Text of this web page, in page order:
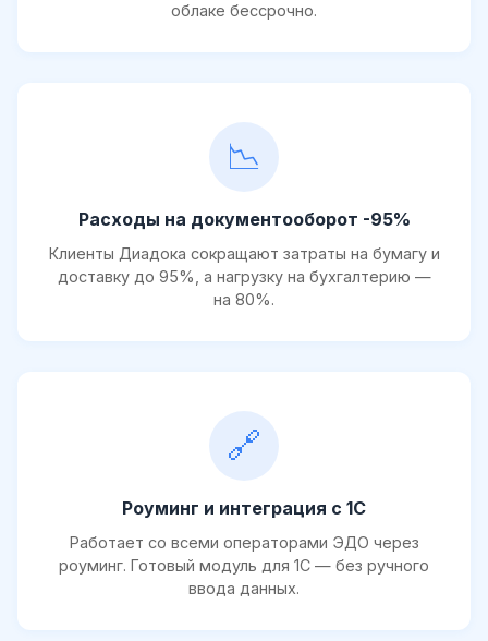
облаке бессрочно.
📉
Расходы на документооборот -95%
Клиенты Диадока сокращают затраты на бумагу и
доставку до 95%, а нагрузку на бухгалтерию —
на 80%.
🔗
Роуминг и интеграция с 1С
Работает со всеми операторами ЭДО через
роуминг. Готовый модуль для 1С — без ручного
ввода данных.